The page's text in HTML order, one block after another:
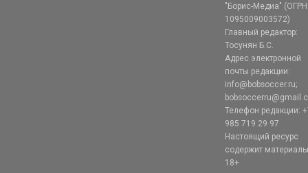
"Борис-Медиа" (ОГРН
1095009003572)
Главный редактор:
Тосунян Б.С.
Адрес электронной
почты редакции:
info@bobsoccer.ru;
Телефон редакции:
985 719 29 97
Настоящий ресурс
содержит
18+